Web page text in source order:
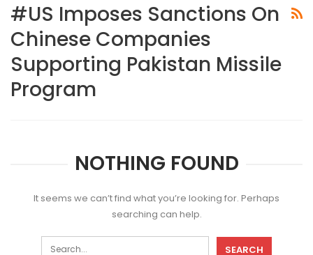
#US Imposes Sanctions On
Chinese Companies
Supporting Pakistan Missile
Program
NOTHING FOUND
It seems we can’t find what you’re looking for. Perhaps
searching can help.